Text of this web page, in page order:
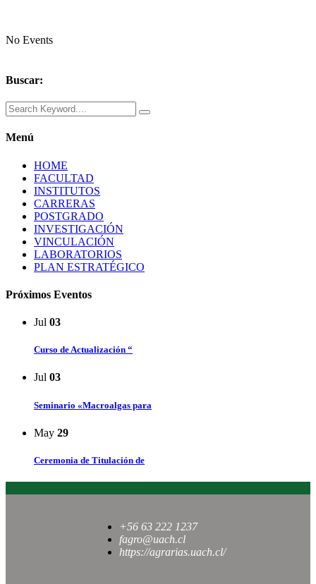
No Events
Buscar:
Menú
HOME
FACULTAD
INSTITUTOS
CARRERAS
POSTGRADO
INVESTIGACIÓN
VINCULACIÓN
LABORATORIOS
PLAN ESTRATÉGICO
Próximos Eventos
Jul 03
Curso de Actualización “
Jul 03
Seminario «Macroalgas para
May 29
Ceremonia de Titulación de
+56 63 222 1237
fagro@uach.cl
https://agrarias.uach.cl/